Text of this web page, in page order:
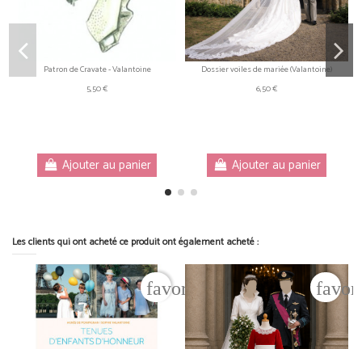
Patron de Cravate - Valantoine
5,50 €
Ajouter au panier
Dossier voiles de mariée (Valantoine)
6,50 €
Ajouter au panier
Les clients qui ont acheté ce produit ont également acheté :
favorite_border